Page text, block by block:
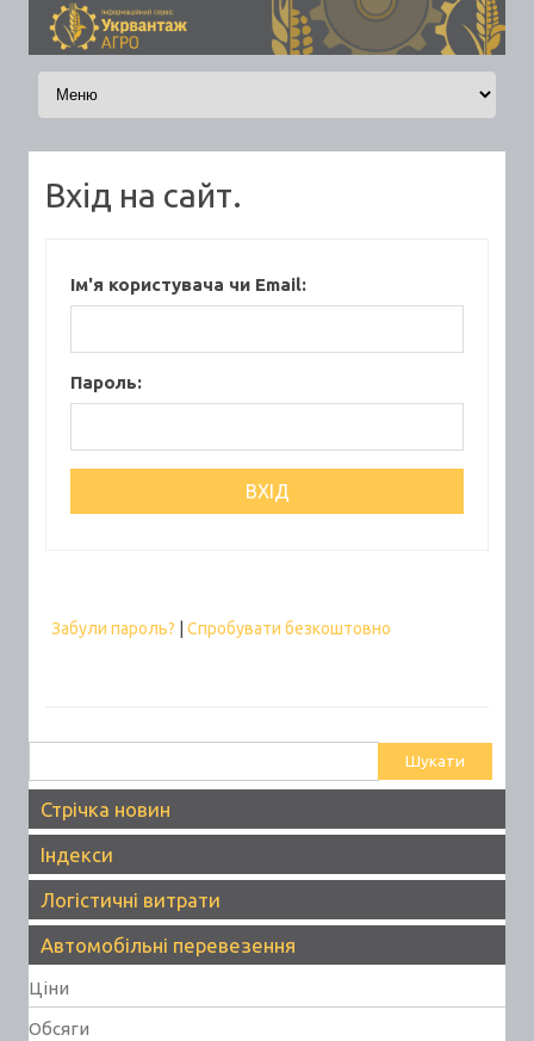
Skip to content
Вхід на сайт.
Ім'я користувача чи Email:
Пароль:
Забули пароль? Спробувати безкоштовно
Стрічка новин
Індекси
Логістичні витрати
Автомобільні перевезення
Ціни
Обсяги